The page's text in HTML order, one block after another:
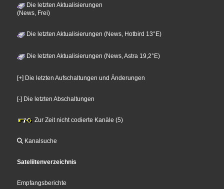
Die letzten Aktualisierungen
(News, Frei)
Die letzten Aktualisierungen (News, Hotbird 13°E)
Die letzten Aktualisierungen (News, Astra 19,2°E)
[+] Die letzten Aufschaltungen und Änderungen
[-] Die letzten Abschaltungen
Zur Zeit nicht codierte Kanäle (5)
Kanalsuche
Sateliitenverzeichnis
Empfangsberichte